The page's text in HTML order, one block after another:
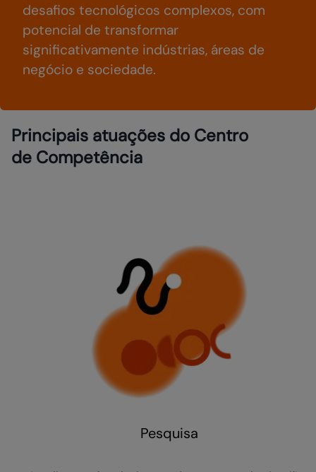
desafios tecnológicos complexos, com
potencial de transformar
significativamente indústrias, áreas de
negócio e sociedade.
Principais atuações do Centro
de Competência
Pesquisa